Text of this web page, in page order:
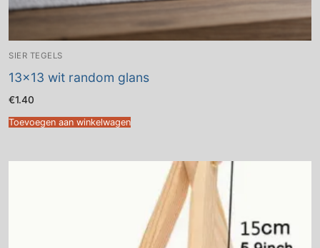
SIER TEGELS
13×13 wit random glans
€1.40
Toevoegen aan winkelwagen